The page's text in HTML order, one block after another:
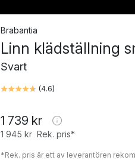
Brabantia
Linn klädställning
Svart
(4.6)
1 739 kr
1 945 kr Rek. pris*
*Rek. pris är ett av leverantören